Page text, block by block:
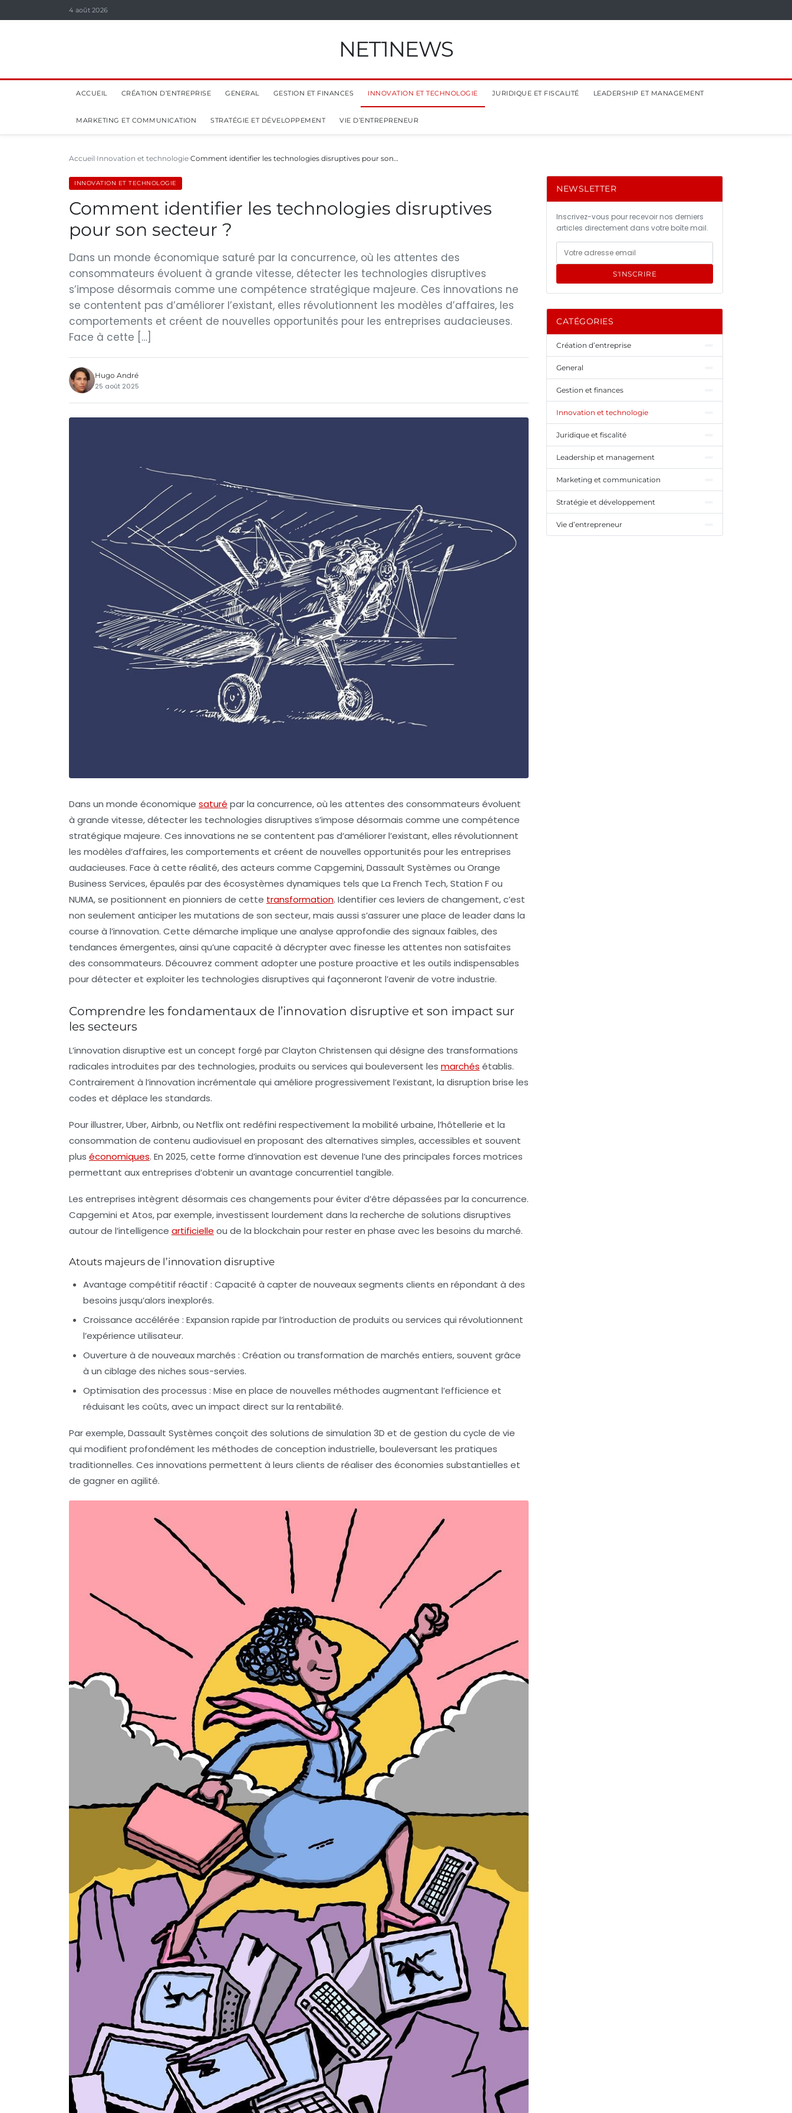
4 août 2026
NET1NEWS
ACCUEIL CRÉATION D’ENTREPRISE GENERAL GESTION ET FINANCES INNOVATION ET TECHNOLOGIE JURIDIQUE ET FISCALITÉ LEADERSHIP ET MANAGEMENT
MARKETING ET COMMUNICATION STRATÉGIE ET DÉVELOPPEMENT VIE D’ENTREPRENEUR
Accueil Innovation et technologie Comment identifier les technologies disruptives pour son…
INNOVATION ET TECHNOLOGIE
Comment identifier les technologies disruptives
pour son secteur ?
Dans un monde économique saturé par la concurrence, où les attentes des
consommateurs évoluent à grande vitesse, détecter les technologies disruptives
s’impose désormais comme une compétence stratégique majeure. Ces innovations ne
se contentent pas d’améliorer l’existant, elles révolutionnent les modèles d’affaires, les
comportements et créent de nouvelles opportunités pour les entreprises audacieuses.
Face à cette […]
Hugo André
25 août 2025
Dans un monde économique saturé par la concurrence, où les attentes des consommateurs évoluent
à grande vitesse, détecter les technologies disruptives s’impose désormais comme une compétence
stratégique majeure. Ces innovations ne se contentent pas d’améliorer l’existant, elles révolutionnent
les modèles d’affaires, les comportements et créent de nouvelles opportunités pour les entreprises
audacieuses. Face à cette réalité, des acteurs comme Capgemini, Dassault Systèmes ou Orange
Business Services, épaulés par des écosystèmes dynamiques tels que La French Tech, Station F ou
NUMA, se positionnent en pionniers de cette transformation. Identifier ces leviers de changement, c’est
non seulement anticiper les mutations de son secteur, mais aussi s’assurer une place de leader dans la
course à l’innovation. Cette démarche implique une analyse approfondie des signaux faibles, des
tendances émergentes, ainsi qu’une capacité à décrypter avec finesse les attentes non satisfaites
des consommateurs. Découvrez comment adopter une posture proactive et les outils indispensables
pour détecter et exploiter les technologies disruptives qui façonneront l’avenir de votre industrie.
Comprendre les fondamentaux de l’innovation disruptive et son impact sur
les secteurs
L’innovation disruptive est un concept forgé par Clayton Christensen qui désigne des transformations
radicales introduites par des technologies, produits ou services qui bouleversent les marchés établis.
Contrairement à l’innovation incrémentale qui améliore progressivement l’existant, la disruption brise les
codes et déplace les standards.
Pour illustrer, Uber, Airbnb, ou Netflix ont redéfini respectivement la mobilité urbaine, l’hôtellerie et la
consommation de contenu audiovisuel en proposant des alternatives simples, accessibles et souvent
plus économiques. En 2025, cette forme d’innovation est devenue l’une des principales forces motrices
permettant aux entreprises d’obtenir un avantage concurrentiel tangible.
Les entreprises intègrent désormais ces changements pour éviter d’être dépassées par la concurrence.
Capgemini et Atos, par exemple, investissent lourdement dans la recherche de solutions disruptives
autour de l’intelligence artificielle ou de la blockchain pour rester en phase avec les besoins du marché.
Atouts majeurs de l’innovation disruptive
Avantage compétitif réactif : Capacité à capter de nouveaux segments clients en répondant à des
besoins jusqu’alors inexplorés.
Croissance accélérée : Expansion rapide par l’introduction de produits ou services qui révolutionnent
l’expérience utilisateur.
Ouverture à de nouveaux marchés : Création ou transformation de marchés entiers, souvent grâce
à un ciblage des niches sous-servies.
Optimisation des processus : Mise en place de nouvelles méthodes augmentant l’efficience et
réduisant les coûts, avec un impact direct sur la rentabilité.
Par exemple, Dassault Systèmes conçoit des solutions de simulation 3D et de gestion du cycle de vie
qui modifient profondément les méthodes de conception industrielle, bouleversant les pratiques
traditionnelles. Ces innovations permettent à leurs clients de réaliser des économies substantielles et
de gagner en agilité.
NEWSLETTER
Inscrivez-vous pour recevoir nos derniers
articles directement dans votre boîte mail.
S'INSCRIRE
CATÉGORIES
Création d’entreprise
General
Gestion et finances
Innovation et technologie
Juridique et fiscalité
Leadership et management
Marketing et communication
Stratégie et développement
Vie d’entrepreneur